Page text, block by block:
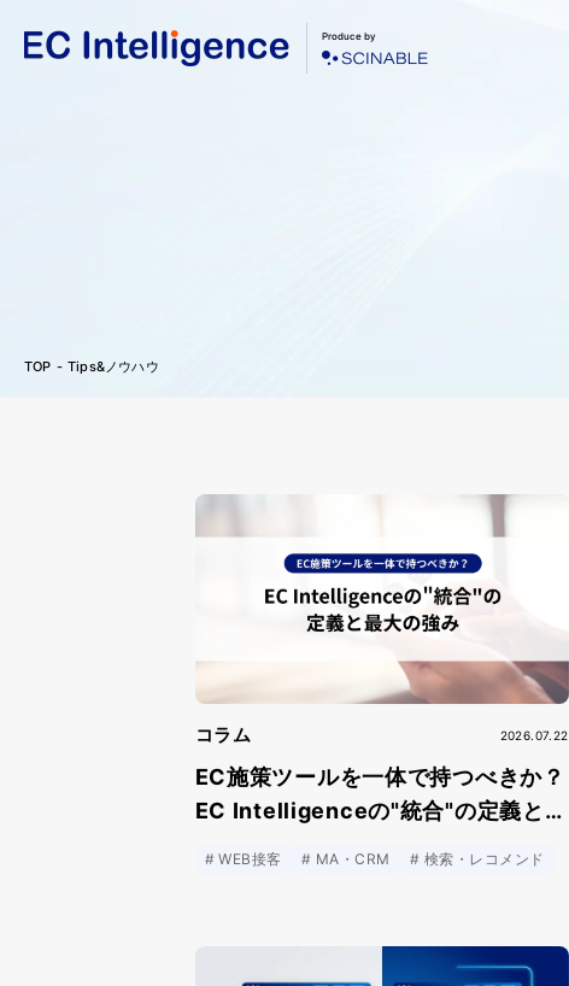
Produce by
TOP Tips&ノウハウ
コラム 2026.07.22
EC施策ツールを一体で持つべきか？
EC Intelligenceの"統合"の定義と最
WEB接客 MA・CRM 検索・レコメンド